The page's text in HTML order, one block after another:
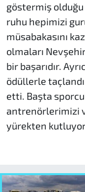
göstermiş olduğu
ruhu hepimizi
müsabakasını
olmaları
bir başarıdır.
ödüllerle
etti. Başta
antrenörlerimizi
yürekten